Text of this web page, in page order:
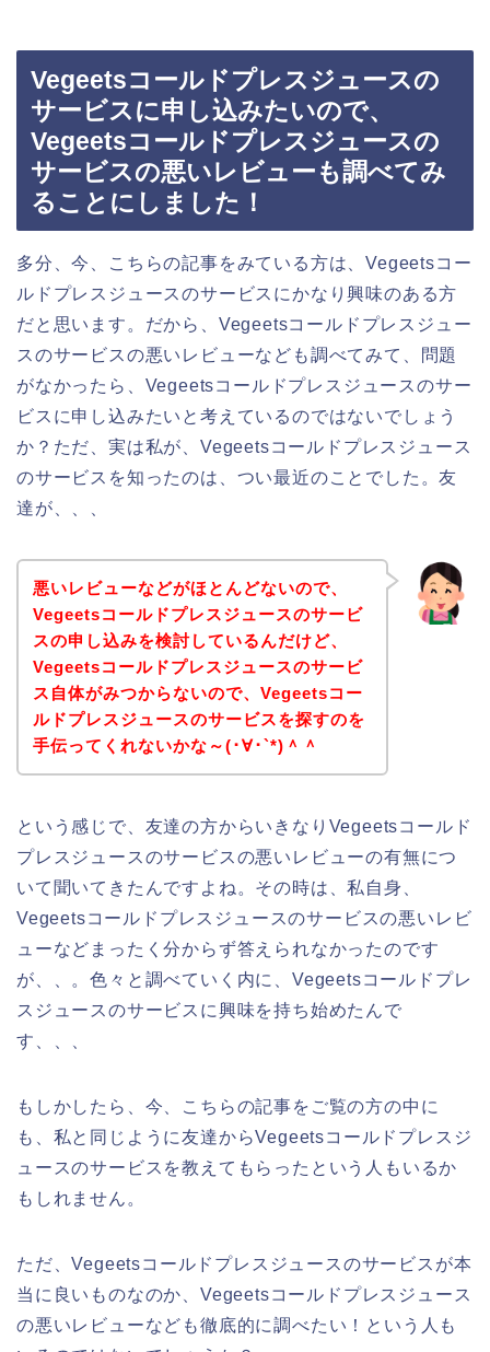
Vegeetsコールドプレスジュースの
サービスに申し込みたいので、
Vegeetsコールドプレスジュースの
サービスの悪いレビューも調べてみ
ることにしました！
多分、今、こちらの記事をみている方は、Vegeetsコー
ルドプレスジュースのサービスにかなり興味のある方
だと思います。だから、Vegeetsコールドプレスジュー
スのサービスの悪いレビューなども調べてみて、問題
がなかったら、Vegeetsコールドプレスジュースのサー
ビスに申し込みたいと考えているのではないでしょう
か？ただ、実は私が、Vegeetsコールドプレスジュース
のサービスを知ったのは、つい最近のことでした。友
達が、、、
悪いレビューなどがほとんどないので、
Vegeetsコールドプレスジュースのサービ
スの申し込みを検討しているんだけど、
Vegeetsコールドプレスジュースのサービ
ス自体がみつからないので、Vegeetsコー
ルドプレスジュースのサービスを探すのを
手伝ってくれないかな～(･∀･`*)＾＾
という感じで、友達の方からいきなりVegeetsコールド
プレスジュースのサービスの悪いレビューの有無につ
いて聞いてきたんですよね。その時は、私自身、
Vegeetsコールドプレスジュースのサービスの悪いレビ
ューなどまったく分からず答えられなかったのです
が、、。色々と調べていく内に、Vegeetsコールドプレ
スジュースのサービスに興味を持ち始めたんで
す、、、
もしかしたら、今、こちらの記事をご覧の方の中に
も、私と同じように友達からVegeetsコールドプレスジ
ュースのサービスを教えてもらったという人もいるか
もしれません。
ただ、Vegeetsコールドプレスジュースのサービスが本
当に良いものなのか、Vegeetsコールドプレスジュース
の悪いレビューなども徹底的に調べたい！という人も